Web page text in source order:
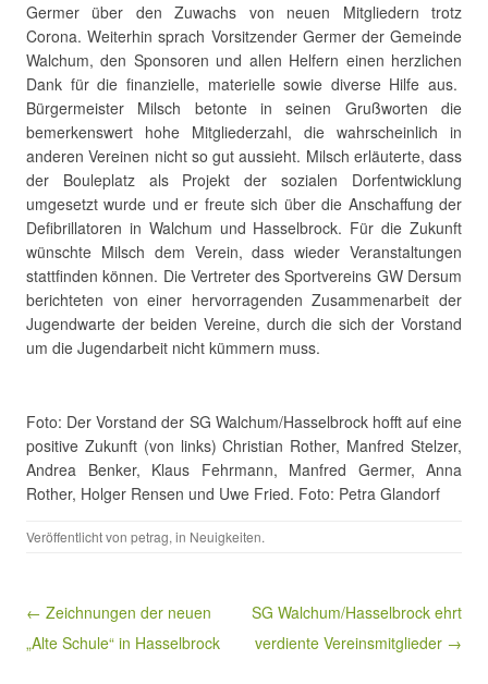
Germer über den Zuwachs von neuen Mitgliedern trotz
Corona. Weiterhin sprach Vorsitzender Germer der Gemeinde
Walchum, den Sponsoren und allen Helfern einen herzlichen
Dank für die finanzielle, materielle sowie diverse Hilfe aus.
Bürgermeister Milsch betonte in seinen Grußworten die
bemerkenswert hohe Mitgliederzahl, die wahrscheinlich in
anderen Vereinen nicht so gut aussieht. Milsch erläuterte, dass
der Bouleplatz als Projekt der sozialen Dorfentwicklung
umgesetzt wurde und er freute sich über die Anschaffung der
Defibrillatoren in Walchum und Hasselbrock. Für die Zukunft
wünschte Milsch dem Verein, dass wieder Veranstaltungen
stattfinden können. Die Vertreter des Sportvereins GW Dersum
berichteten von einer hervorragenden Zusammenarbeit der
Jugendwarte der beiden Vereine, durch die sich der Vorstand
um die Jugendarbeit nicht kümmern muss.
Foto: Der Vorstand der SG Walchum/Hasselbrock hofft auf eine
positive Zukunft (von links) Christian Rother, Manfred Stelzer,
Andrea Benker, Klaus Fehrmann, Manfred Germer, Anna
Rother, Holger Rensen und Uwe Fried. Foto: Petra Glandorf
Veröffentlicht von petrag, in Neuigkeiten.
Beitragsnavigation
← Zeichnungen der neuen
„Alte Schule“ in Hasselbrock
SG Walchum/Hasselbrock ehrt
verdiente Vereinsmitglieder →